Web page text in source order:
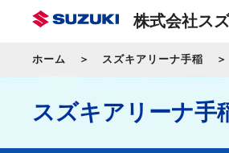
株式会社ス
ホーム スズキアリーナ手稲
スズキアリーナ手